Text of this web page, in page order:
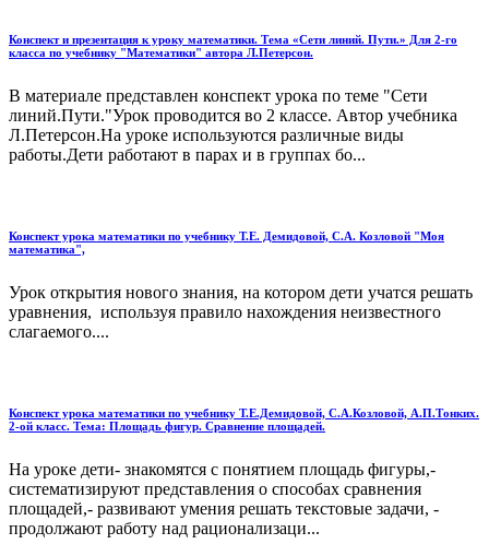
Конспект и презентация к уроку математики. Тема «Сети линий. Пути.» Для 2-го
класса по учебнику "Математики" автора Л.Петерсон.
В материале представлен конспект урока по теме "Сети
линий.Пути."Урок проводится во 2 классе. Автор учебника
Л.Петерсон.На уроке используются различные виды
работы.Дети работают в парах и в группах бо...
Конспект урока математики по учебнику Т.Е. Демидовой, С.А. Козловой "Моя
математика",
Урок открытия нового знания, на котором дети учатся решать
уравнения, используя правило нахождения неизвестного
слагаемого....
Конспект урока математики по учебнику Т.Е.Демидовой, С.А.Козловой, А.П.Тонких.
2-ой класс. Тема: Площадь фигур. Сравнение площадей.
На уроке дети- знакомятся с понятием площадь фигуры,-
систематизируют представления о способах сравнения
площадей,- развивают умения решать текстовые задачи, -
продолжают работу над рационализаци...